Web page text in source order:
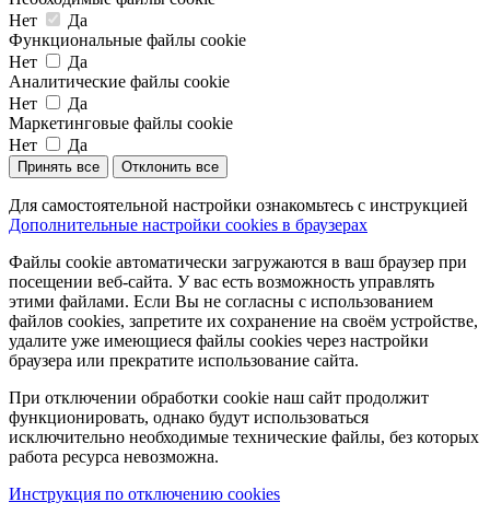
Нет
Да
Функциональные файлы cookie
Нет
Да
Аналитические файлы cookie
Нет
Да
Маркетинговые файлы cookie
Нет
Да
Принять все Отклонить все
Для самостоятельной настройки ознакомьтесь с инструкцией
Дополнительные настройки cookies в браузерах
Файлы cookie автоматически загружаются в ваш браузер при
посещении веб-сайта. У вас есть возможность управлять
этими файлами. Если Вы не согласны с использованием
файлов cookies, запретите их сохранение на своём устройстве,
удалите уже имеющиеся файлы cookies через настройки
браузера или прекратите использование сайта.
При отключении обработки cookie наш сайт продолжит
функционировать, однако будут использоваться
исключительно необходимые технические файлы, без которых
работа ресурса невозможна.
Инструкция по отключению cookies